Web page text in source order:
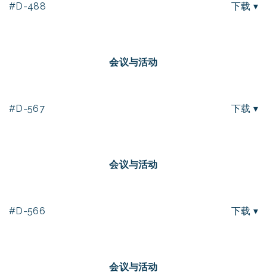
#D-488 下载 ▾
会议与活动
#D-567 下载 ▾
会议与活动
#D-566 下载 ▾
会议与活动